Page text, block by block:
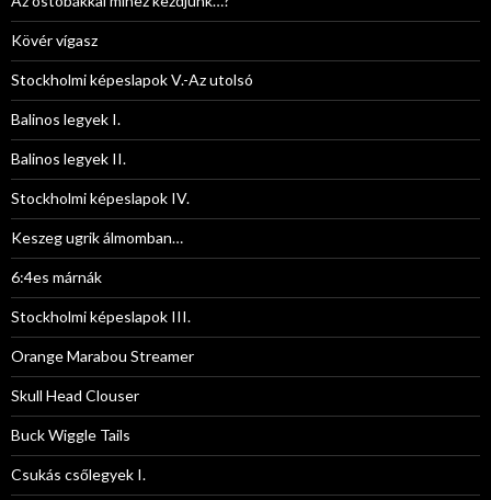
Kövér vígasz
Stockholmi képeslapok V.-Az utolsó
Balinos legyek I.
Balinos legyek II.
Stockholmi képeslapok IV.
Keszeg ugrik álmomban…
6:4es márnák
Stockholmi képeslapok III.
Orange Marabou Streamer
Skull Head Clouser
Buck Wiggle Tails
Csukás csőlegyek I.